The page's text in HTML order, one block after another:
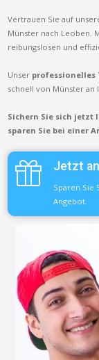
Vertrauen Sie auf
Münster nach Leoben.
reibungslosen und
Unser professionelles
schnell von Münster
Sichern Sie sich jetzt
sparen Sie bei einer
Jetzt
Sparen Sie
Angebot.